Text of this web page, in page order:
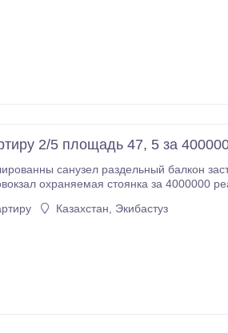
2/5 площадь 47, 5 за
санузел раздельный балкон
охраняемая стоянка за 4000000
Казахстан, Экибастуз